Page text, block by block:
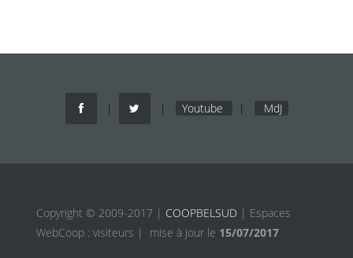
| | Youtube | MdJ
Copyright © 2009-2017 | COOPBELSUD | Espaces
WebCoop :visiteurs | mise à jour le 15/07/2017